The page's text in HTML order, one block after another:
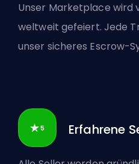
Unser Marketplace wird
weltweit gefeiert. Jede
unser sicheres Escrow-
Erfahrene